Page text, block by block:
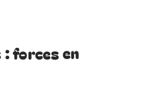
: forces en